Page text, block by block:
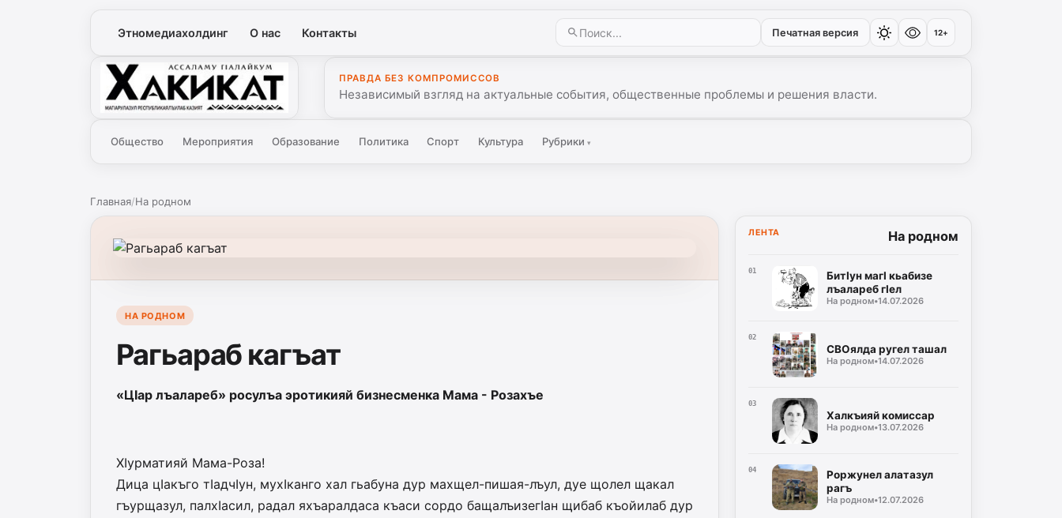
Этномедиахолдинг О нас Контакты Печатная версия 12+
Хакикат
ПРАВДА БЕЗ КОМПРОМИССОВ
Независимый взгляд на актуальные события, общественные проблемы и решения власти.
Общество Мероприятия Образование Политика Спорт Культура Рубрики ▾
Главная/На родном
НА РОДНОМ
Рагьараб кагъат
«ЦIар лъалареб» росулъа эротикияй бизнесменка Мама - Розахъе
ХIурматияй Мама-Роза!
Дица цIакъго тIадчIун, мухIканго хал гьабуна дур махщел-пишая-лъул, дуе щолел щакал
гъурщазул, палхIасил, радал яхъаралдаса къаси сордо бащалъизегIан щибаб къойилаб дур
ЛЕНТА На родном
01
БитIун магI кьабизе
лъалареб гIел
На родном•14.07.2026
02
СВОялда ругел ташал
На родном•14.07.2026
03
Халкъияй комиссар
На родном•13.07.2026
04
Роржунел алатазул
рагъ
На родном•12.07.2026